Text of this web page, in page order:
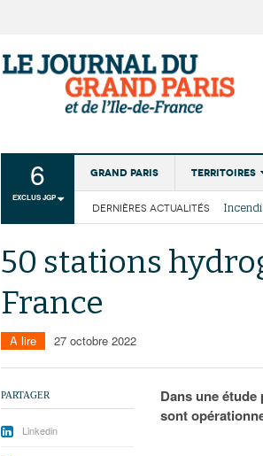
6
EXCLUS JGP
Grand Paris Territoires
Institutions
DERNIÈRES ACTUALITÉS
La
Les
50 stations
France
A lire 27 octobre 2022
Dans une
sont
PARTAGER
Linkedin